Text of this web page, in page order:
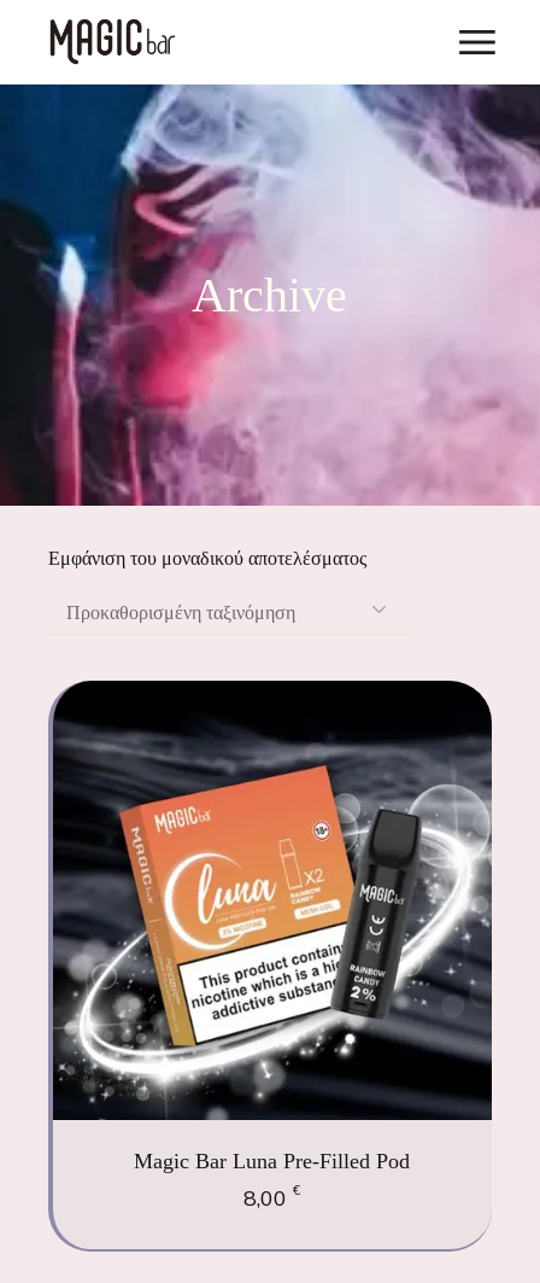
Archive
Εμφάνιση του μοναδικού αποτελέσματος
Προκαθορισμένη ταξινόμηση
Magic Bar Luna Pre-Filled Pod
8,00€